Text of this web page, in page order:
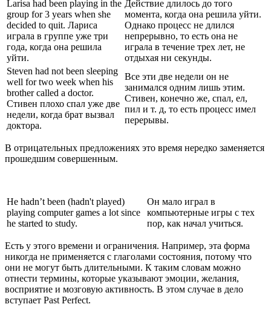
Larisa had been playing in the
group for 3 years when she
decided to quit. Лариса
играла в группе уже три
года, когда она решила
уйти.
Действие длилось до того
момента, когда она решила уйти.
Однако процесс не длился
непрерывно, то есть она не
играла в течение трех лет, не
отдыхая ни секунды.
Steven had not been sleeping
well for two week when his
brother called a doctor.
Стивен плохо спал уже две
недели, когда брат вызвал
доктора.
Все эти две недели он не
занимался одним лишь этим.
Стивен, конечно же, спал, ел,
пил и т. д, то есть процесс имел
перерывы.
В отрицательных предложениях это время нередко заменяется
прошедшим совершенным.
He hadn’t been (hadn't played)
playing computer games a lot since
he started to study.
Он мало играл в
компьютерные игры с тех
пор, как начал учиться.
Есть у этого времени и ограничения. Например, эта форма
никогда не применяется с глаголами состояния, потому что
они не могут быть длительными. К таким словам можно
отнести термины, которые указывают эмоции, желания,
восприятие и мозговую активность. В этом случае в дело
вступает Past Perfect.